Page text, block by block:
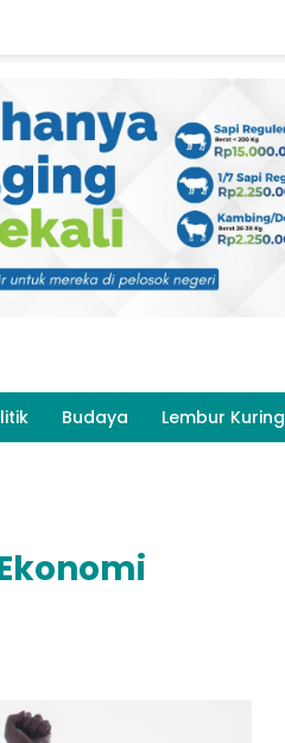
Budaya Lembur Kuring